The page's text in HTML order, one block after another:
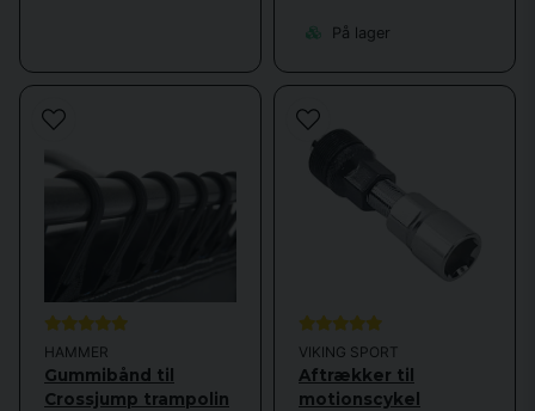
På lager
HAMMER
Gummibånd til
Crossjump trampolin
VIKING SPORT
Aftrækker til
motionscykel